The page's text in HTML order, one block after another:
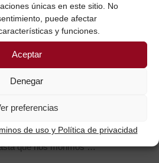
únicas en este sitio. No
puede afectar
y funciones.
Aceptar
Denegar
preferencias
de uso y Política de privacidad
DE
a las 16:50h, 09 enero
pero aprender tambien…
ser educados
que nos morimos …